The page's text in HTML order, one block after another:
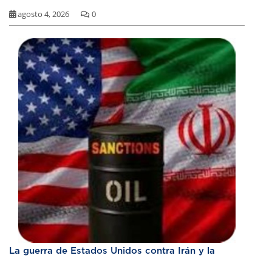
agosto 4, 2026 0
La guerra de Estados Unidos contra Irán y la